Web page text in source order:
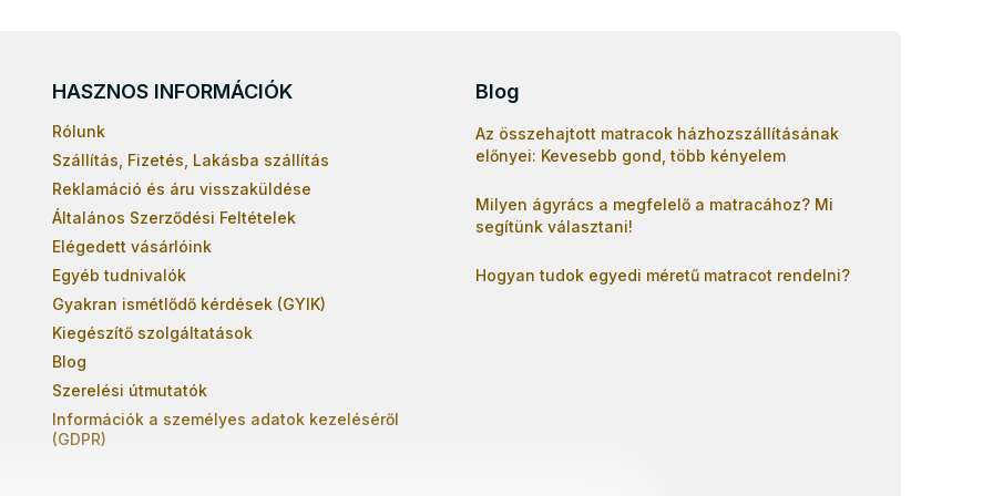
HASZNOS INFORMÁCIÓK
Rólunk
Szállítás, Fizetés, Lakásba szállítás
Reklamáció és áru visszaküldése
Általános Szerződési Feltételek
Elégedett vásárlóink
Egyéb tudnivalók
Gyakran ismétlődő kérdések (GYIK)
Kiegészítő szolgáltatások
Blog
Szerelési útmutatók
Információk a személyes adatok kezeléséről
(GDPR)
Blog
Az összehajtott matracok házhozszállításának
előnyei: Kevesebb gond, több kényelem
Milyen ágyrács a megfelelő a matracához? Mi
segítünk választani!
Hogyan tudok egyedi méretű matracot rendelni?